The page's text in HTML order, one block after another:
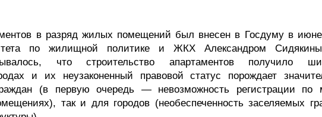
в разряд жилых помещений был внесен в Госдуму в
по жилищной политике и ЖКХ Александром
что строительство апартаментов получило
и их неузаконенный правовой статус порождает
(в первую очередь — невозможность регистрации по
так и для городов (необеспеченность заселяемых